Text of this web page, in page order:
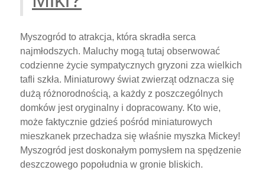
Myszogród to atrakcja, która skradła serca
najmłodszych. Maluchy mogą tutaj obserwować
codzienne życie sympatycznych gryzoni zza wielkich
tafli szkła. Miniaturowy świat zwierząt odznacza się
dużą różnorodnością, a każdy z poszczególnych
domków jest oryginalny i dopracowany. Kto wie,
może faktycznie gdzieś pośród miniaturowych
mieszkanek przechadza się właśnie myszka Mickey!
Myszogród jest doskonałym pomysłem na spędzenie
deszczowego popołudnia w gronie bliskich.